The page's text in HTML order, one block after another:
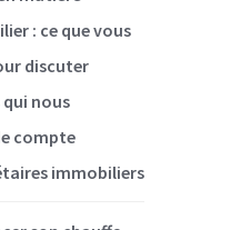
: ce que vous
discuter
nous
compte
immobiliers